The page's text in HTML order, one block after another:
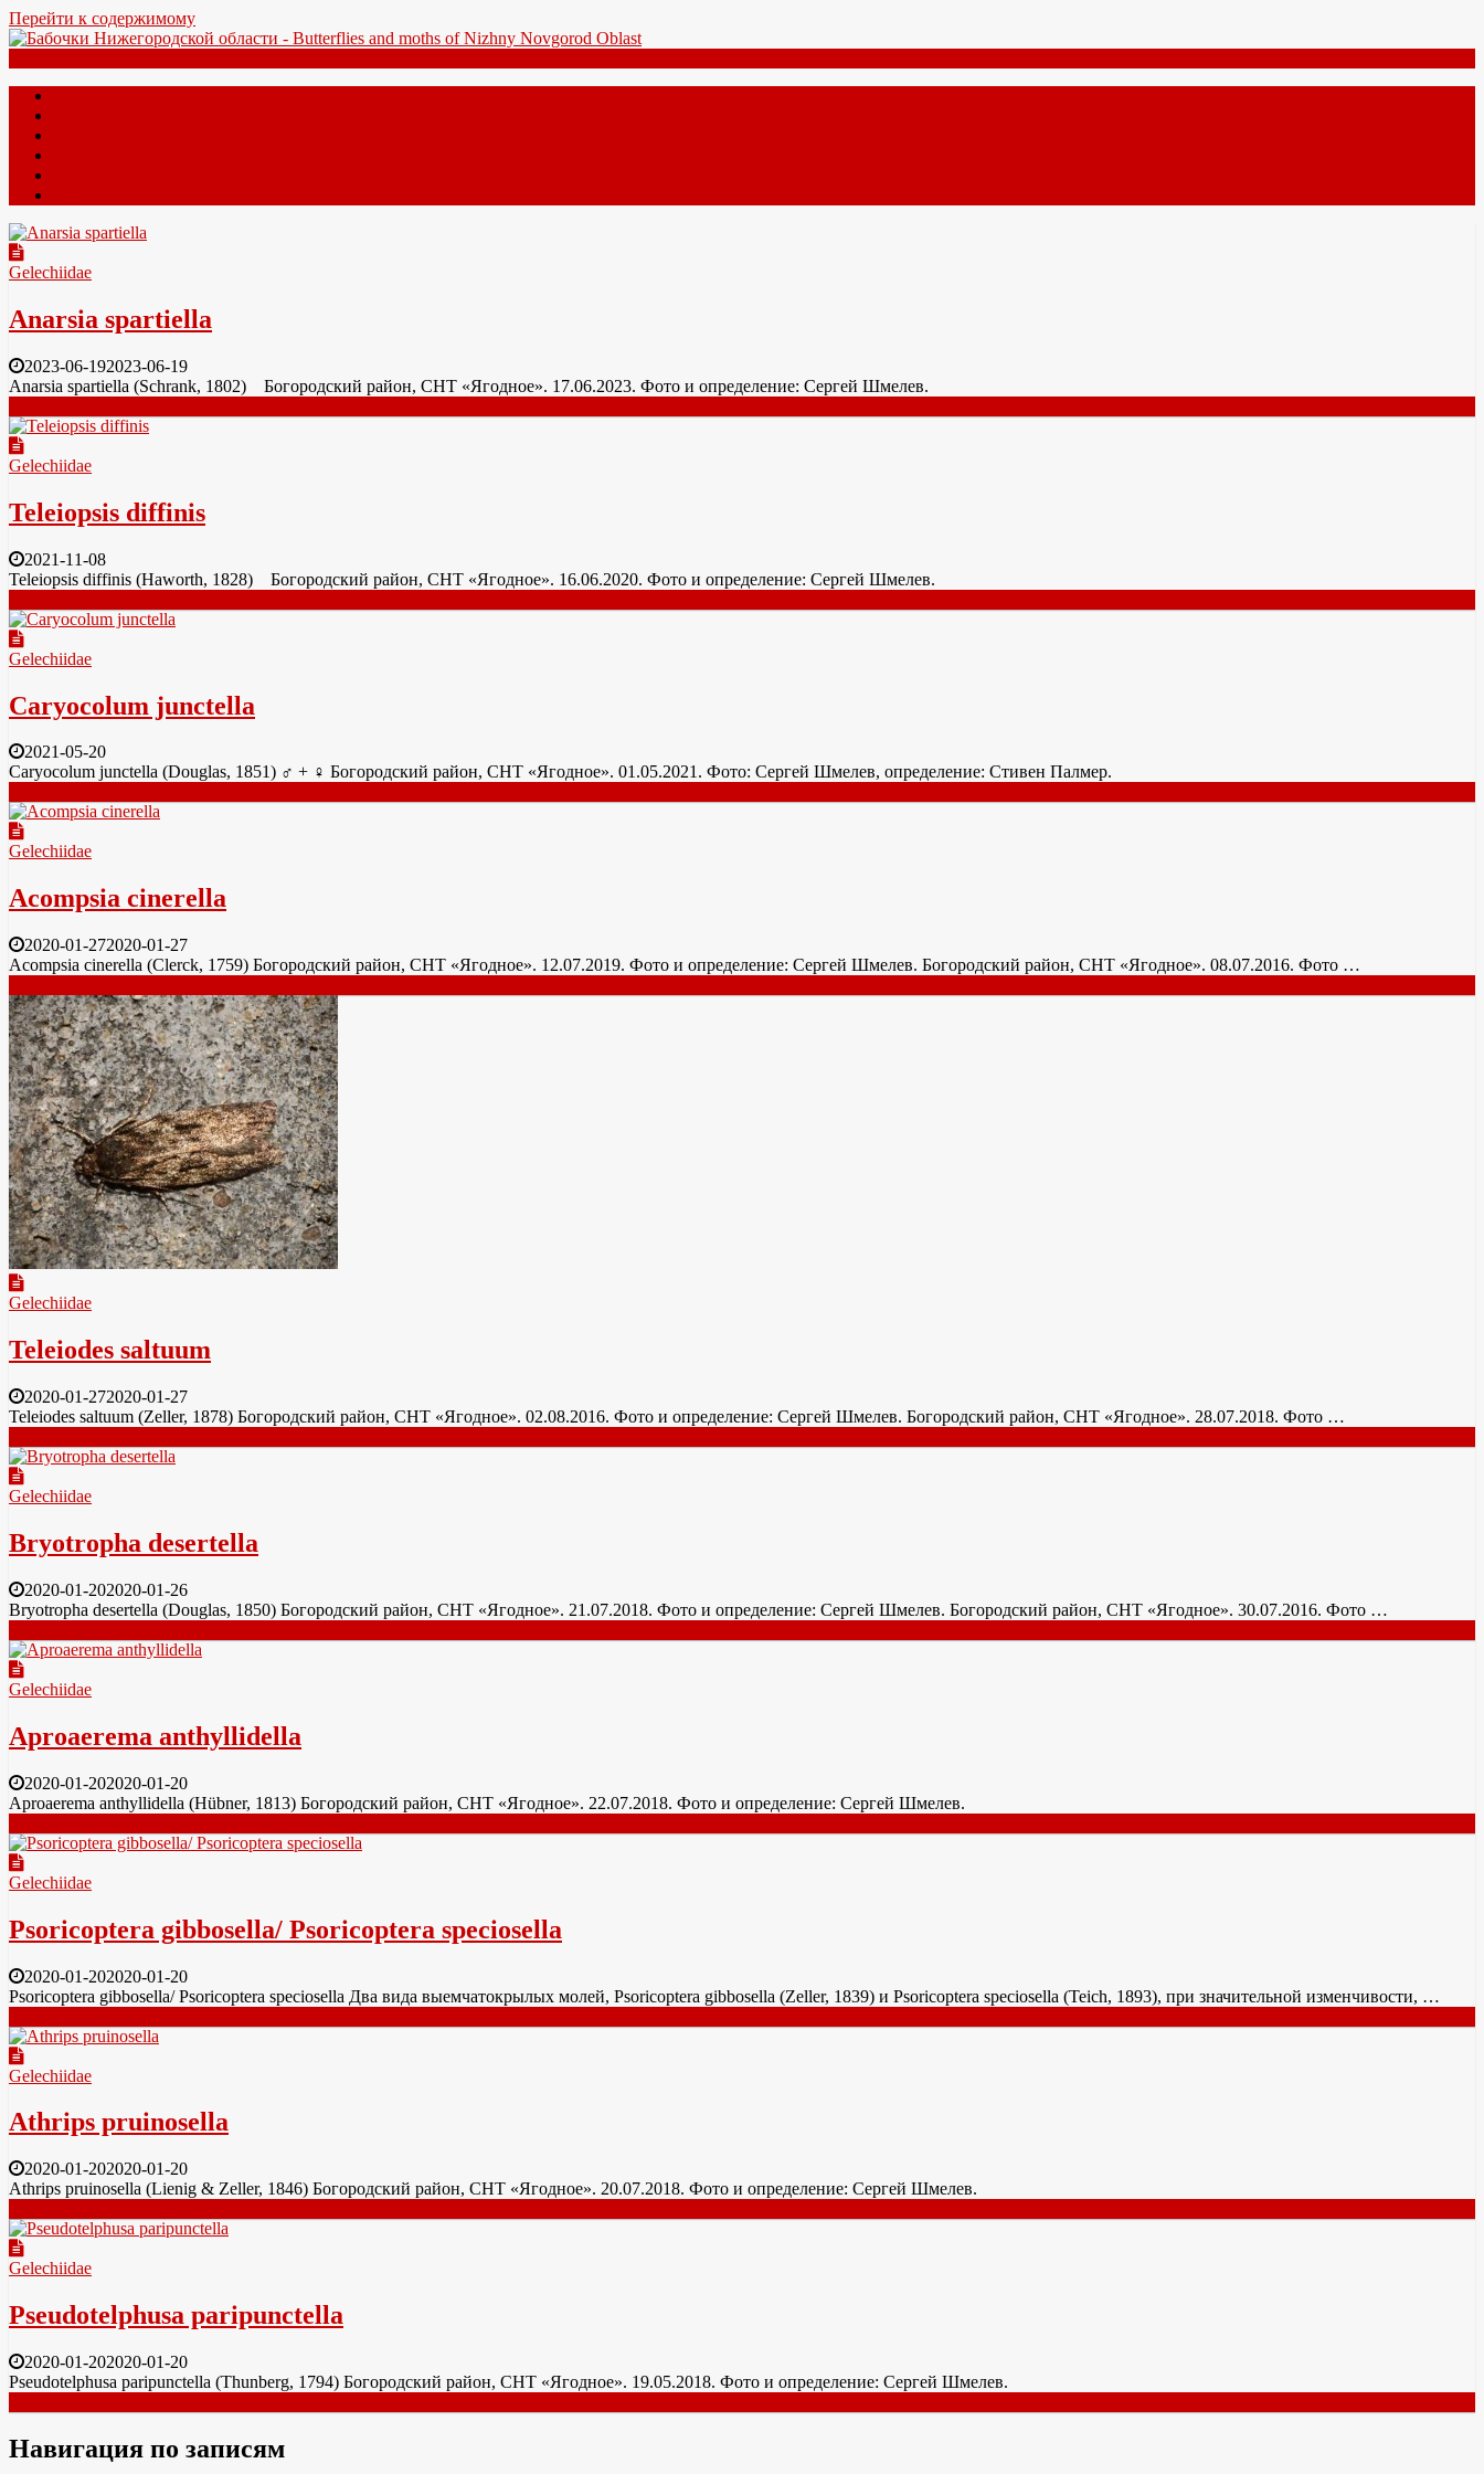
Перейти к содержимому
Gelechiidae
Anarsia spartiella
2023-06-192023-06-19
Anarsia spartiella (Schrank, 1802) Богородский район, СНТ «Ягодное». 17.06.2023. Фото и определение: Сергей Шмелев.
Gelechiidae
Teleiopsis diffinis
2021-11-08
Teleiopsis diffinis (Haworth, 1828) Богородский район, СНТ «Ягодное». 16.06.2020. Фото и определение: Сергей Шмелев.
Gelechiidae
Caryocolum junctella
2021-05-20
Caryocolum junctella (Douglas, 1851) ♂ + ♀ Богородский район, СНТ «Ягодное». 01.05.2021. Фото: Сергей Шмелев, определение: Стивен Палмер.
Gelechiidae
Acompsia cinerella
2020-01-272020-01-27
Acompsia cinerella (Clerck, 1759) Богородский район, СНТ «Ягодное». 12.07.2019. Фото и определение: Сергей Шмелев. Богородский район, СНТ «Ягодное». 08.07.2016. Фото …
Gelechiidae
Teleiodes saltuum
2020-01-272020-01-27
Teleiodes saltuum (Zeller, 1878) Богородский район, СНТ «Ягодное». 02.08.2016. Фото и определение: Сергей Шмелев. Богородский район, СНТ «Ягодное». 28.07.2018. Фото …
Gelechiidae
Bryotropha desertella
2020-01-202020-01-26
Bryotropha desertella (Douglas, 1850) Богородский район, СНТ «Ягодное». 21.07.2018. Фото и определение: Сергей Шмелев. Богородский район, СНТ «Ягодное». 30.07.2016. Фото …
Gelechiidae
Aproaerema anthyllidella
2020-01-202020-01-20
Aproaerema anthyllidella (Hübner, 1813) Богородский район, СНТ «Ягодное». 22.07.2018. Фото и определение: Сергей Шмелев.
Gelechiidae
Psoricoptera gibbosella/ Psoricoptera speciosella
2020-01-202020-01-20
Psoricoptera gibbosella/ Psoricoptera speciosella Два вида выемчатокрылых молей, Psoricoptera gibbosella (Zeller, 1839) и Psoricoptera speciosella (Teich, 1893), при значительной изменчивости, …
Gelechiidae
Athrips pruinosella
2020-01-202020-01-20
Athrips pruinosella (Lienig & Zeller, 1846) Богородский район, СНТ «Ягодное». 20.07.2018. Фото и определение: Сергей Шмелев.
Gelechiidae
Pseudotelphusa paripunctella
2020-01-202020-01-20
Pseudotelphusa paripunctella (Thunberg, 1794) Богородский район, СНТ «Ягодное». 19.05.2018. Фото и определение: Сергей Шмелев.
Навигация по записям